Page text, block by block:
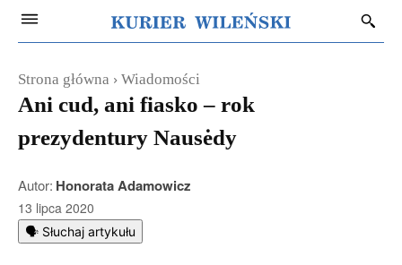
Strona główna Wiadomości
Ani cud, ani fiasko – rok
prezydentury Nausėdy
Autor: Honorata Adamowicz
13 lipca 2020
🗣️ Słuchaj artykułu